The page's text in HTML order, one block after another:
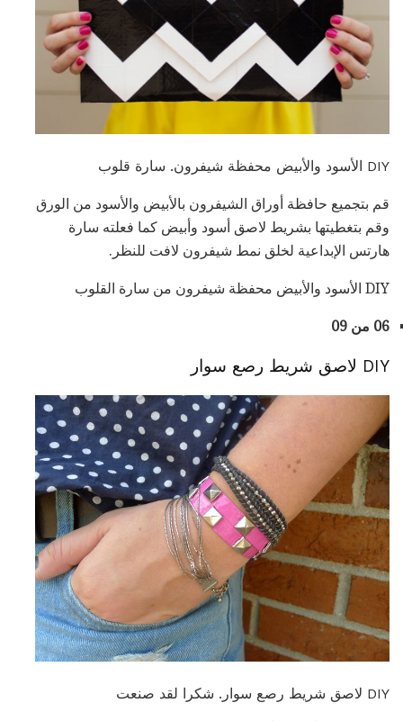
DIY الأسود والأبيض محفظة شيفرون. سارة قلوب
قم بتجميع حافظة أوراق الشيفرون بالأبيض والأسود من الورق
وقم بتغطيتها بشريط لاصق أسود وأبيض كما فعلته سارة
هارتس الإبداعية لخلق نمط شيفرون لافت للنظر.
DIY الأسود والأبيض محفظة شيفرون من سارة القلوب
06 من 09
DIY لاصق شريط رصع سوار
DIY لاصق شريط رصع سوار. شكرا لقد صنعت